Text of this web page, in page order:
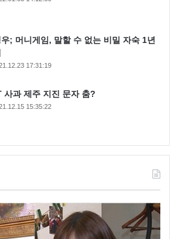
; 머니게임, 말할 수 없는 비밀 자숙 1년
17:31:19
사과 제주 지진 문자 춤?
15:35:22